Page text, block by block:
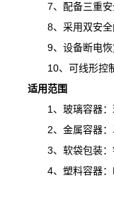
7、配备三重安
8、采用双安全
9、设备断电恢复
10、可线形控制
适用范围
1、玻璃容器：
2、金属容器：马
3、软袋包装：
4、塑料容器：